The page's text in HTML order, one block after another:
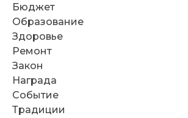
Бюджет
Образование
Здоровье
Ремонт
Закон
Награда
Событие
Традиции